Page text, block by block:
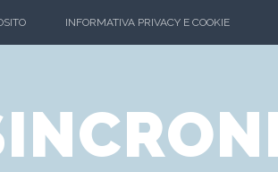
INFORMATIVA PRIVACY E COOKIE